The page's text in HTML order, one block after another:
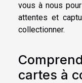
vous à nous
attentes et
collectionner.
cartes à